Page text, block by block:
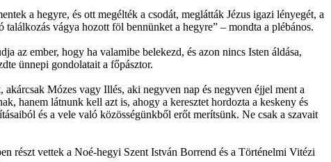
a hegyre, és ott megélték a csodát, meglátták Jézus igazi lényegét, a
vágya hozott föl bennünket a hegyre” – mondta a plébános.
az ember, hogy ha valamibe belekezd, és azon nincs Isten áldása,
ünnepi gondolatait a főpásztor.
Mózes vagy Illés, aki negyven nap és negyven éjjel ment a
hanem látnunk kell azt is, ahogy a keresztet hordozta a keskeny és
és a vele való közösségünkből erőt merítsünk. Ne csak a szavait
részt vettek a Noé-hegyi Szent István Borrend és a Történelmi Vitézi